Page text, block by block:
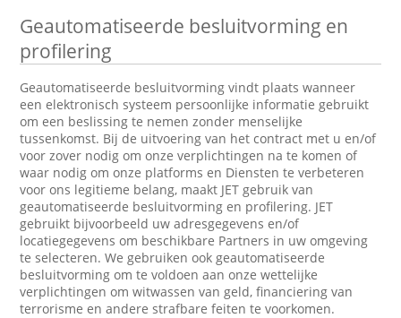
Geautomatiseerde besluitvorming en
profilering
Geautomatiseerde besluitvorming vindt plaats wanneer
een elektronisch systeem persoonlijke informatie gebruikt
om een beslissing te nemen zonder menselijke
tussenkomst. Bij de uitvoering van het contract met u en/of
voor zover nodig om onze verplichtingen na te komen of
waar nodig om onze platforms en Diensten te verbeteren
voor ons legitieme belang, maakt JET gebruik van
geautomatiseerde besluitvorming en profilering. JET
gebruikt bijvoorbeeld uw adresgegevens en/of
locatiegegevens om beschikbare Partners in uw omgeving
te selecteren. We gebruiken ook geautomatiseerde
besluitvorming om te voldoen aan onze wettelijke
verplichtingen om witwassen van geld, financiering van
terrorisme en andere strafbare feiten te voorkomen.